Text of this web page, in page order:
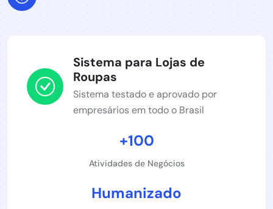
Sistema para Lojas de
Roupas
Sistema testado e aprovado por
empresários em todo o Brasil
+100
Atividades de Negócios
Humanizado